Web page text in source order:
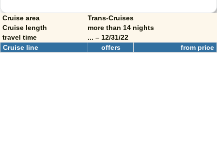
Cruise area
Trans-Cruises
Cruise length
more than 14 nights
travel time
... – 12/31/22
Cruise line
offers from price